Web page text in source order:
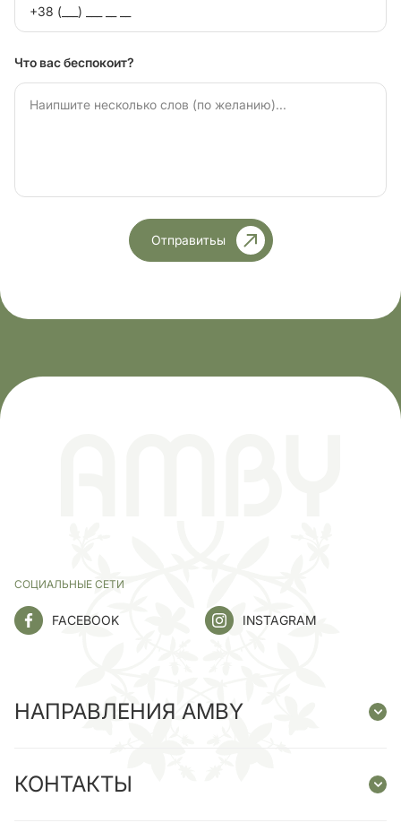
Что вас беспокоит?
Отправитьы
СОЦИАЛЬНЫЕ СЕТИ
FACEBOOK INSTAGRAM
НАПРАВЛЕНИЯ AMBY
КОНТАКТЫ